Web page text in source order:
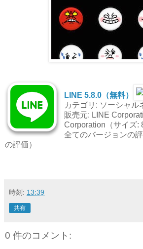
LINE 5.8.0（無料）
カテゴリ: ソーシャル
販売元: LINE
Corporation（サイズ:
全てのバージョンの
の評価）
時刻: 13:39
共有
0 件のコメント: